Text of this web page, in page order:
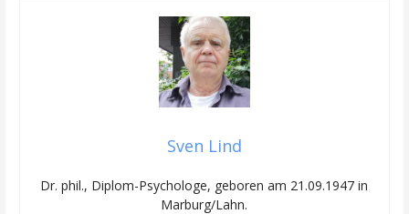
Sven Lind
Dr. phil., Diplom-Psychologe, geboren am 21.09.1947 in
Marburg/Lahn.